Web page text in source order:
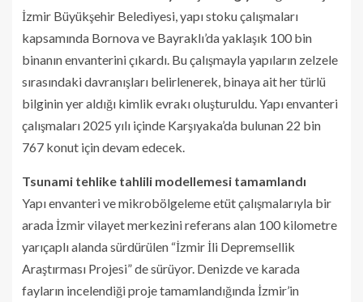
İzmir Büyükşehir Belediyesi, yapı stoku çalışmaları
kapsamında Bornova ve Bayraklı’da yaklaşık 100 bin
binanın envanterini çıkardı. Bu çalışmayla yapıların zelzele
sırasındaki davranışları belirlenerek, binaya ait her türlü
bilginin yer aldığı kimlik evrakı oluşturuldu. Yapı envanteri
çalışmaları 2025 yılı içinde Karşıyaka’da bulunan 22 bin
767 konut için devam edecek.
Tsunami tehlike tahlili modellemesi tamamlandı
Yapı envanteri ve mikrobölgeleme etüt çalışmalarıyla bir
arada İzmir vilayet merkezini referans alan 100 kilometre
yarıçaplı alanda sürdürülen “İzmir İli Depremsellik
Araştırması Projesi” de sürüyor. Denizde ve karada
fayların incelendiği proje tamamlandığında İzmir’in